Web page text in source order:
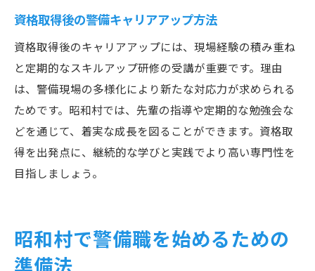
資格取得後の警備キャリアアップ方法
資格取得後のキャリアアップには、現場経験の積み重ね
と定期的なスキルアップ研修の受講が重要です。理由
は、警備現場の多様化により新たな対応力が求められる
ためです。昭和村では、先輩の指導や定期的な勉強会な
どを通じて、着実な成長を図ることができます。資格取
得を出発点に、継続的な学びと実践でより高い専門性を
目指しましょう。
昭和村で警備職を始めるための
準備法